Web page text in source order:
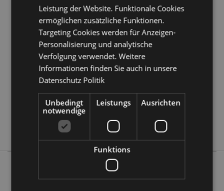
Produktattribute
Information
7.5cm
5055071758799
48
0.165000
Keine
Keine
Adoramals
Leistung der Website. Funktionale Cookies
ermöglichen zusätzliche Funktionen.
Targeting Cookies werden für Anzeigen-
Personalisierung und analytische
Verfolgung verwendet. Weitere
Informationen finden Sie auch in unsere
Datenschutz Politik
Unbedingt
notwendige
Leistungs Ausrichten
Funktions